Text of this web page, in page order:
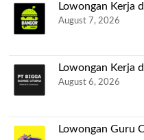
Lowongan Kerja
August 7, 2026
Lowongan Kerja
August 6, 2026
Lowongan Guru